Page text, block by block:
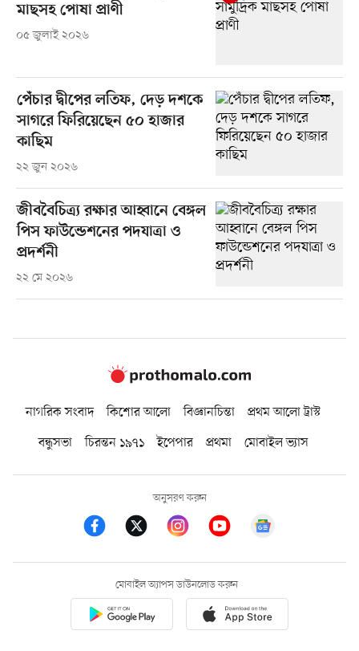
মাছসহ পোষা প্রাণী
০৫ জুলাই ২০২৬
পেঁচার দ্বীপের লতিফ, দেড় দশকে
সাগরে ফিরিয়েছেন ৫০ হাজার
কাছিম
২২ জুন ২০২৬
জীববৈচিত্র্য রক্ষার আহ্বানে বেঙ্গল
পিস ফাউন্ডেশনের পদযাত্রা ও
প্রদর্শনী
২২ মে ২০২৬
নাগরিক সংবাদ কিশোর আলো বিজ্ঞানচিন্তা
প্রথম আলো ট্রাস্ট
বন্ধুসভা
চিরন্তন ১৯৭১ ইপেপার প্রথমা মোবাইল ভ্যাস
অনুসরণ করুন
মোবাইল অ্যাপস ডাউনলোড করুন